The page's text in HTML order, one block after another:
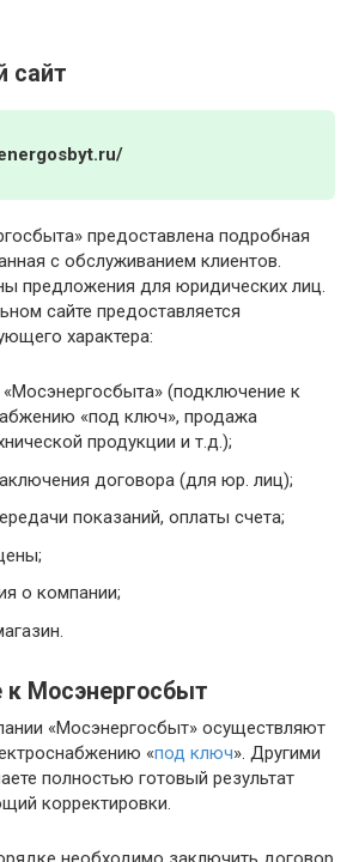
сайт
предоставлена подробная
с обслуживанием клиентов.
предложения для юридических лиц.
сайте предоставляется
характера:
«Мосэнергосбыта» (подключение к
«под ключ», продажа
продукции и т.д.);
договора (для юр. лиц);
показаний, оплаты счета;
о компании;
Мосэнергосбыт
«Мосэнергосбыт» осуществляют
«под ключ». Другими
полностью готовый результат
корректировки.